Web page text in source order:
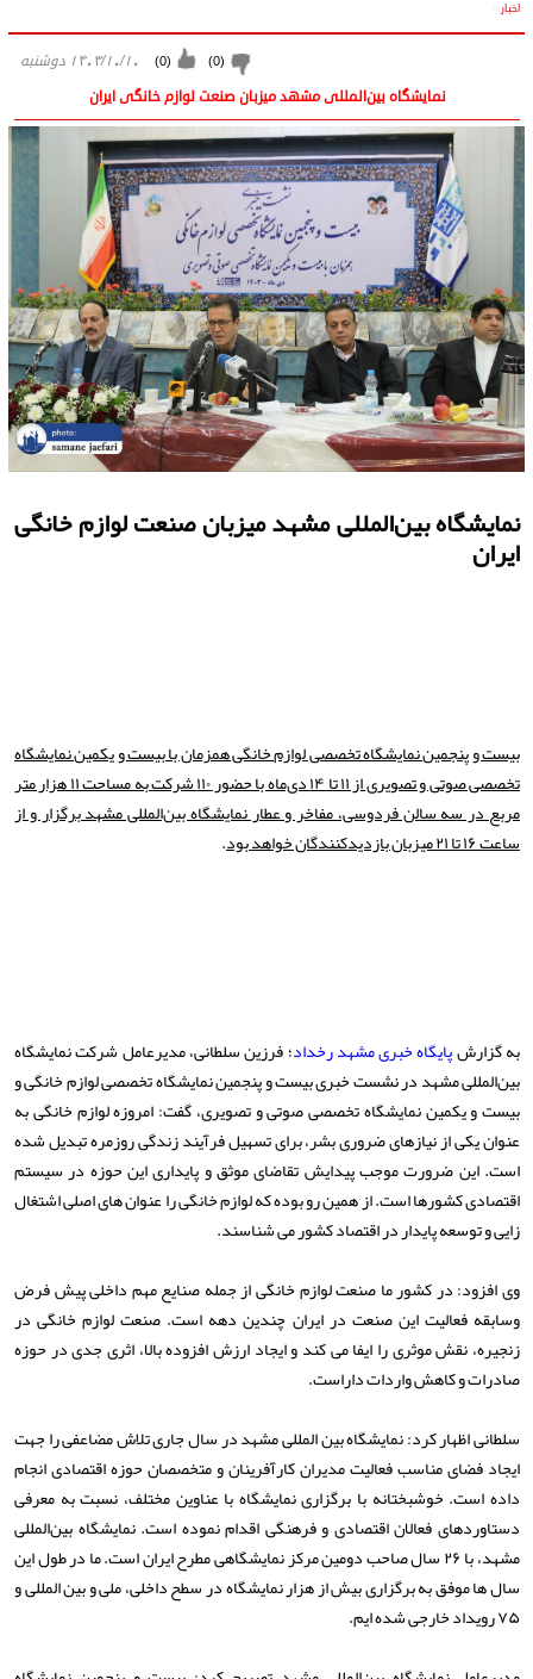
اخبار
۱۴۰۳/۱۰/۱۰ دوشنبه (
0
) (
0
)
نمایشگاه بین‌المللی مشهد میزبان صنعت لوازم خانگی ایران
نمایشگاه بین‌المللی مشهد میزبان صنعت لوازم خانگی
ایران
بیست و پنجمین نمایشگاه تخصصی لوازم خانگی همزمان با بیست و یکمین نمایشگاه
تخصصی صوتی و تصویری از ۱۱ تا ۱۴ دی‌ماه با حضور ۱۱۰ شرکت به مساحت ۱۱ هزار متر
مربع در سه سالن فردوسی، مفاخر و عطار نمایشگاه بین‌المللی مشهد برگزار و از
ساعت ۱۶ تا ۲۱ میزبان بازدیدکنندگان خواهد بود
.
به گزارشپایگاه خبری مشهد رخداد؛ فرزین سلطانی، مديرعامل شرکت نمایشگاه
بین‌المللی مشهد در نشست خبری بیست و پنجمین نمایشگاه تخصصی لوازم خانگی و
بیست و یکمین نمایشگاه تخصصی صوتی و تصویری، گفت: امروزه لوازم خانگی به
عنوان یکی از نیازهای ضروری بشر، برای تسهیل فرآیند زندگی روزمره تبدیل شده
است. این ضرورت موجب پیدایش تقاضای موثق و پایداری این حوزه در سیستم
اقتصادی کشورها است. از همین رو بوده که لوازم خانگی را عنوان های اصلی اشتغال
زایی و توسعه پایدار در اقتصاد کشور می شناسند.
وی افزود: در کشور ما صنعت لوازم خانگی از جمله صنایع مهم داخلی پیش فرض
وسابقه فعالیت این صنعت در ایران چندین دهه است. صنعت لوازم خانگی در
زنجیره، نقش موثری را ایفا می کند و ایجاد ارزش افزوده بالا، اثری جدی در حوزه
صادرات و کاهش واردات داراست.
سلطانی اظهار کرد: نمایشگاه بین المللی مشهد در سال جاری تلاش مضاعفی را جهت
ایجاد فضای مناسب فعالیت مدیران کارآفرینان و متخصصان حوزه اقتصادی انجام
داده است. خوشبختانه با برگزاری نمایشگاه با عناوین مختلف، نسبت به معرفی
دستاوردهای فعالان اقتصادی و فرهنگی اقدام نموده است. نمایشگاه بین‌المللی
مشهد، با ۲۶ سال صاحب دومین مرکز نمایشگاهی مطرح ایران است. ما در طول این
سال ها موفق به برگزاری بیش از هزار نمایشگاه در سطح داخلی، ملی و بین المللی و
۷۵ رویداد خارجی شده ایم.